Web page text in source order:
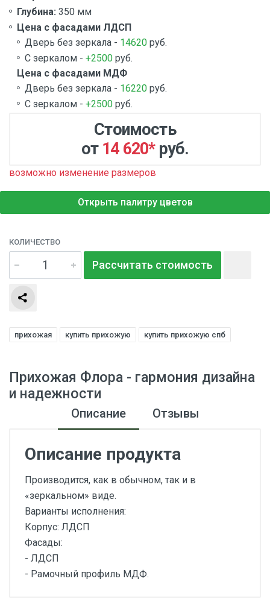
Глубина: 350 мм
Цена с фасадами ЛДСП
Дверь без зеркала - 14620 руб.
С зеркалом - +2500 руб.
Цена с фасадами МДФ
Дверь без зеркала - 16220 руб.
С зеркалом - +2500 руб.
Стоимость
от 14 620*руб.
возможно изменение размеров
Открыть палитру цветов
КОЛИЧЕСТВО
Рассчитать стоимость
прихожая купить прихожую купить прихожую спб
Прихожая Флора - гармония дизайна
и надежности
Описание Отзывы
Описание продукта
Производится, как в обычном, так и в
«зеркальном» виде.
Варианты исполнения:
Корпус: ЛДСП
Фасады:
- ЛДСП
- Рамочный профиль МДФ.